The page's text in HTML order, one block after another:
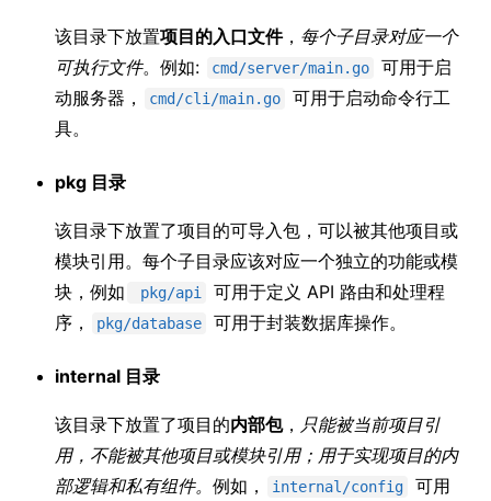
该目录下放置项目的入口文件， 每个子目录对应一个
可执行文件。例如: cmd/server/main.go
可用于启
动服务器，
cmd/cli/main.go
可用于启动命令行工
具。
pkg 目录
该目录下放置了项目的可导入包，可以被其他项目或
模块引用。每个子目录应该对应一个独立的功能或模
块，例如
pkg/api
可用于定义 API 路由和处理程
序，
pkg/database 可用于封装数据库操作。
internal 目录
该目录下放置了项目的内部包， 只能被当前项目引
用，不能被其他项目或模块引用；用于实现项目的内
部逻辑和私有组件。 例如， internal/config
可用